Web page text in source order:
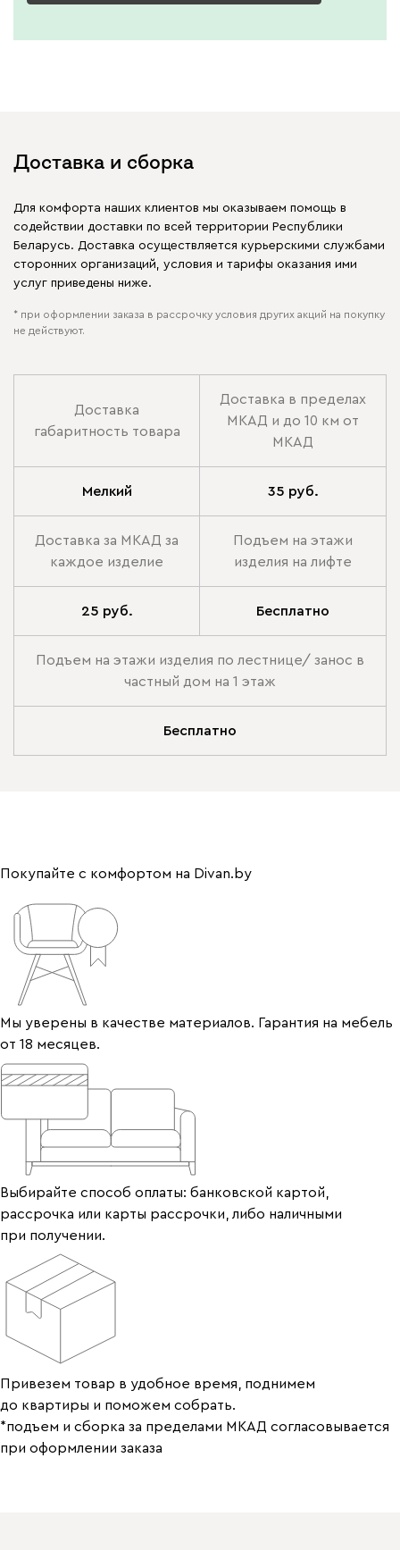
Доставка и сборка
Для комфорта наших клиентов мы оказываем помощь в
содействии доставки по всей территории Республики
Беларусь. Доставка осуществляется курьерскими службами
сторонних организаций, условия и тарифы оказания ими
услуг приведены ниже.
* при оформлении заказа в рассрочку условия других акций на покупку
не действуют.
Доставка
габаритность товара
Доставка в пределах
МКАД и до 10 км от
МКАД
Мелкий 35 руб.
Доставка за МКАД за
каждое изделие
Подъем на этажи
изделия на лифте
25 руб. Бесплатно
Подъем на этажи изделия по лестнице/ занос в
частный дом на 1 этаж
Бесплатно
Покупайте с комфортом на Divan.by
Мы уверены в качестве материалов. Гарантия на мебель
от 18 месяцев.
Выбирайте способ оплаты: банковской картой,
рассрочка или карты рассрочки, либо наличными
при получении.
Привезем товар в удобное время, поднимем
до квартиры и поможем собрать.
*подъем и сборка за пределами МКАД согласовывается
при оформлении заказа